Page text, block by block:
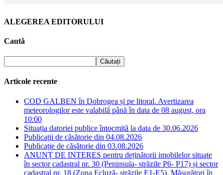
ALEGEREA EDITORULUI
Caută
Articole recente
COD GALBEN în Dobrogea și pe litoral. Avertizarea
meteorologilor este valabilă până în data de 08 august, ora
10:00
Situația datoriei publice întocmită la data de 30.06.2026
Publicații de căsătorie din 04.08.2026
Publicație de căsătorie din 03.08.2026
ANUNȚ DE INTERES pentru deținătorii imobilelor situate
în sector cadastral nr. 30 (Peninsula- străzile P6- P17) și sector
cadastral nr. 18 (Zona Ecluză- străzile E1-E5). Măsurători în